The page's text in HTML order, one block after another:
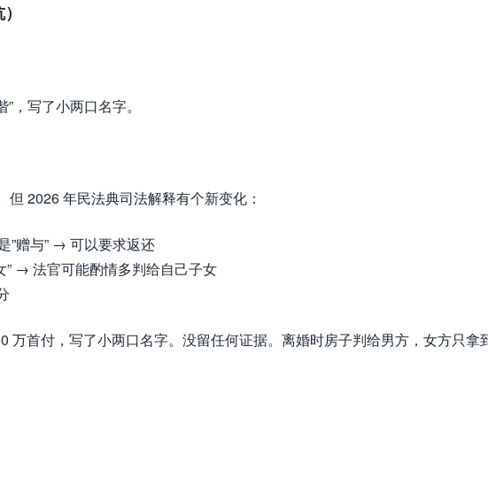
，写了小两口名字。
2026 年民法典司法解释有个新变化：
”赠与” → 可以要求返还
” → 法官可能酌情多判给自己子女
万首付，写了小两口名字。没留任何证据。离婚时房子判给男方，女方只拿